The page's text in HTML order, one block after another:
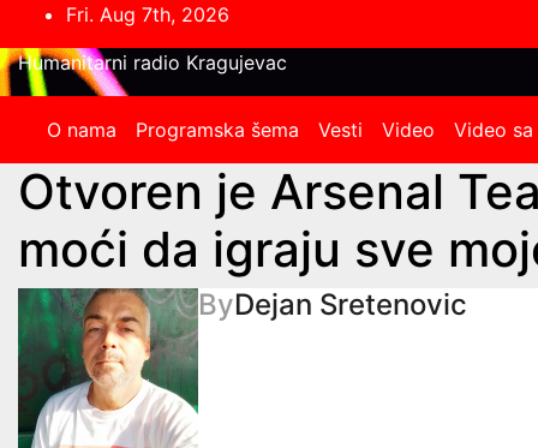
to
content
Fri. Aug 7th, 2026
Humanitarni radio Kragujevac
O nama Programska šema Vesti Video Video sa
Otvoren je Arsenal
moći da igraju sve
ByDejan Sretenovic